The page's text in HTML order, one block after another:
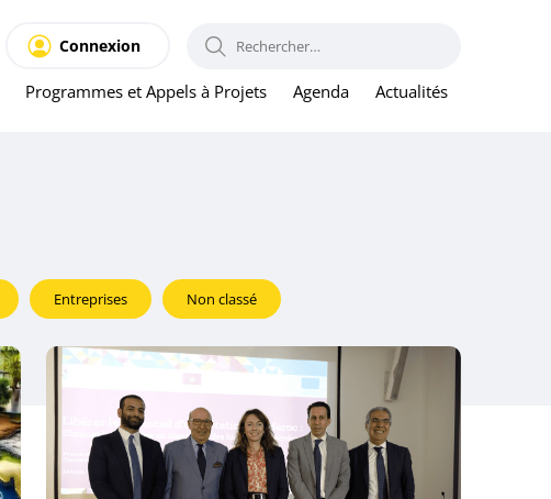
Programmes et Appels à Projets Agenda Actualités
Connexion RECHERCHER :
Entreprises Non classé